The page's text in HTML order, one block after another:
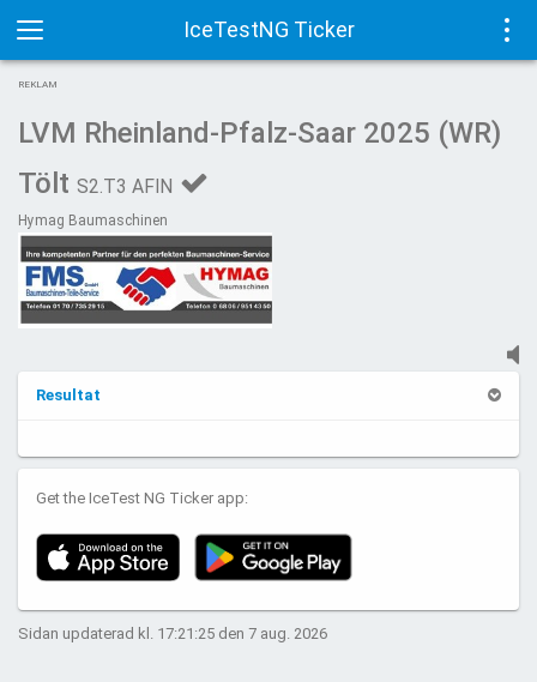
IceTestNG Ticker
Toggle
navigation
REKLAM
LVM Rheinland-Pfalz-Saar 2025 (WR)
Tölt S2.T3 AFIN
Hymag Baumaschinen
Resultat
Get the IceTest NG Ticker app:
Sidan updaterad kl. 17:21:25 den 7 aug. 2026